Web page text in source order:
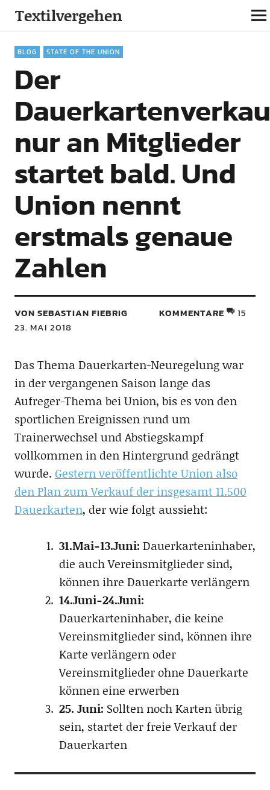
Textilvergehen
BLOG STATE OF THE UNION
Der
nur an Mitglieder
startet bald. Und
Union nennt
erstmals genaue
Zahlen
VON SEBASTIAN FIEBRIG
23. MAI 2018
KOMMENTARE 15
Das Thema Dauerkarten-Neuregelung war
in der vergangenen Saison lange das
Aufreger-Thema bei Union, bis es von den
sportlichen Ereignissen rund um
Trainerwechsel und Abstiegskampf
vollkommen in den Hintergrund gedrängt
wurde. Gestern veröffentlichte Union also
den Plan zum Verkauf der insgesamt 11.500
Dauerkarten, der wie folgt aussieht:
31.Mai-13.Juni: Dauerkarteninhaber,
die auch Vereinsmitglieder sind,
können ihre Dauerkarte verlängern
14.Juni-24.Juni:
Dauerkarteninhaber, die keine
Vereinsmitglieder sind, können ihre
Karte verlängern oder
Vereinsmitglieder ohne Dauerkarte
können eine erwerben
25. Juni: Sollten noch Karten übrig
sein, startet der freie Verkauf der
Dauerkarten